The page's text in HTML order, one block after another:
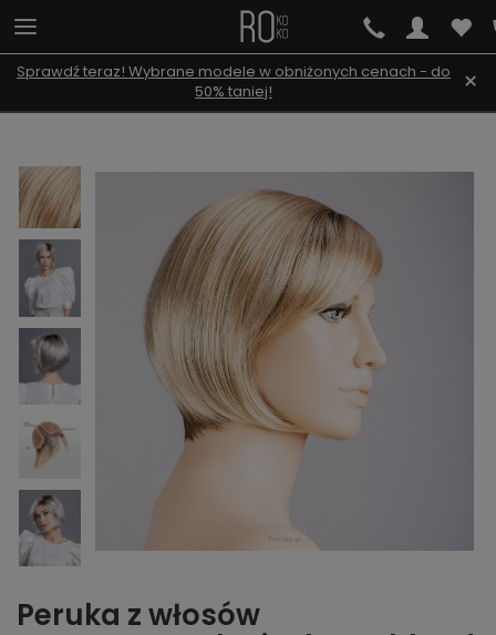
Sprawdź teraz! Wybrane modele w obniżonych cenach - do
50% taniej!
×
Peruka z włosów